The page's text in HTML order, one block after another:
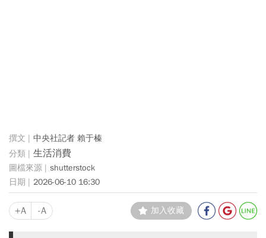
中央社記者 賴于榛
生活消費
shutterstock
2026-06-10 16:30
+A -A 加入收藏